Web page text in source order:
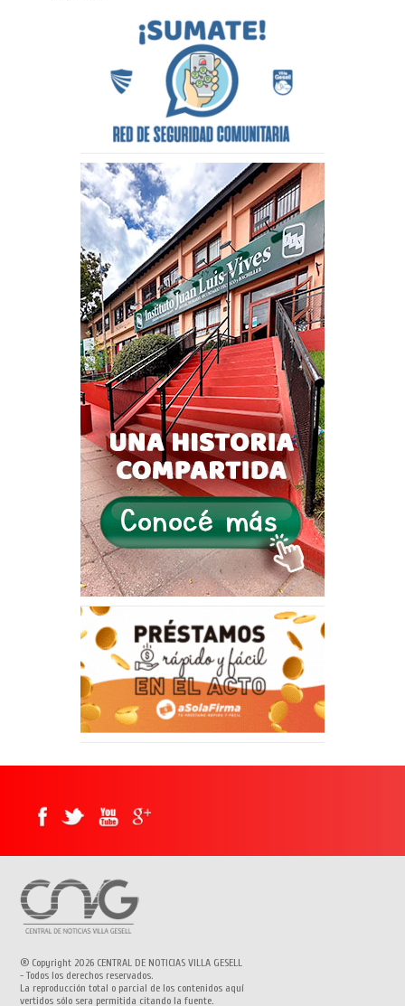
® Copyright 2026 CENTRAL DE NOTICIAS VILLA GESELL
- Todos los derechos reservados.
La reproducción total o parcial de los contenidos aquí
vertidos sólo sera permitida citando la fuente.